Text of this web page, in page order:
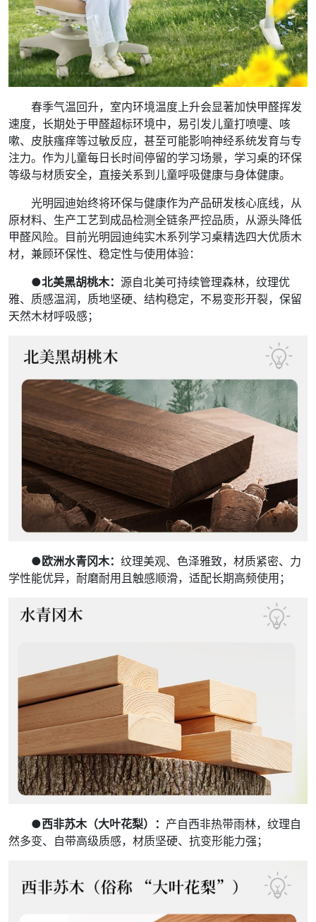
春季气温回升，室内环境温度上升会显著加快甲醛挥发
速度，长期处于甲醛超标环境中，易引发儿童打喷嚏、咳
嗽、皮肤瘙痒等过敏反应，甚至可能影响神经系统发育与专
注力。作为儿童每日长时间停留的学习场景，学习桌的环保
等级与材质安全，直接关系到儿童呼吸健康与身体健康。
光明园迪始终将环保与健康作为产品研发核心底线，从
原材料、生产工艺到成品检测全链条严控品质，从源头降低
甲醛风险。目前光明园迪纯实木系列学习桌精选四大优质木
材，兼顾环保性、稳定性与使用体验：
●北美黑胡桃木： 源自北美可持续管理森林，纹理优
雅、质感温润，质地坚硬、结构稳定，不易变形开裂，保留
天然木材呼吸感；
●欧洲水青冈木： 纹理美观、色泽雅致，材质紧密、力
学性能优异，耐磨耐用且触感顺滑，适配长期高频使用；
●西非苏木（大叶花梨）： 产自西非热带雨林，纹理自
然多变、自带高级质感，材质坚硬、抗变形能力强；